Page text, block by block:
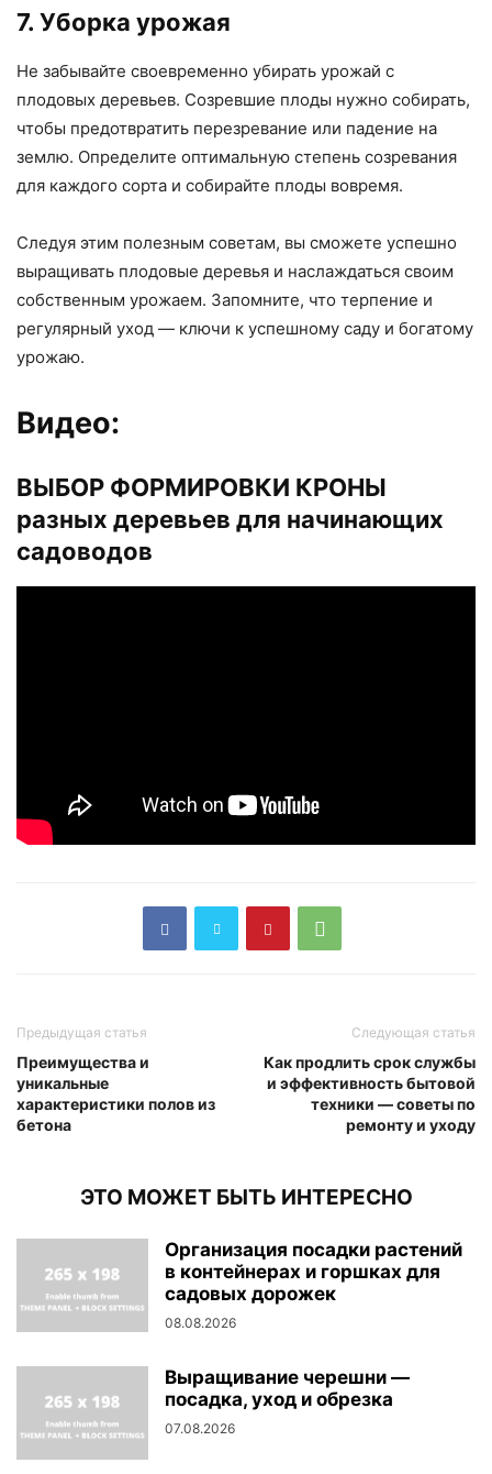
7. Уборка урожая
Не забывайте своевременно убирать урожай с
плодовых деревьев. Созревшие плоды нужно собирать,
чтобы предотвратить перезревание или падение на
землю. Определите оптимальную степень созревания
для каждого сорта и собирайте плоды вовремя.
Следуя этим полезным советам, вы сможете успешно
выращивать плодовые деревья и наслаждаться своим
собственным урожаем. Запомните, что терпение и
регулярный уход — ключи к успешному саду и богатому
урожаю.
Видео:
ВЫБОР ФОРМИРОВКИ КРОНЫ
разных деревьев для начинающих
садоводов
Предыдущая статья
Преимущества и
уникальные
характеристики полов из
бетона
Следующая статья
Как продлить срок службы
и эффективность бытовой
техники — советы по
ремонту и уходу
ЭТО МОЖЕТ БЫТЬ ИНТЕРЕСНО
Организация посадки растений
в контейнерах и горшках для
садовых дорожек
08.08.2026
Выращивание черешни —
посадка, уход и обрезка
07.08.2026